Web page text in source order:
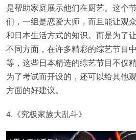
是帮助家庭展示他们在厨艺。这个
们，一组是恋爱大师，而且能让观
和日本生活方式的知识。而是为了
不同方面，在许多精彩的综艺节目
等，这些日本精选的综艺节目不仅
为了考试而开设的，还可以给其他
方面的好建议。
4.《究极家族大乱斗》